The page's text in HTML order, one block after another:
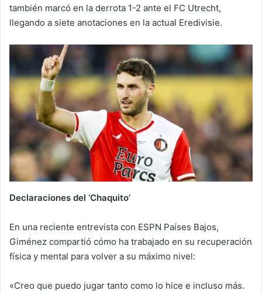
también marcó en la derrota 1-2 ante el FC Utrecht,
llegando a siete anotaciones en la actual Eredivisie.
Declaraciones del ‘Chaquito’
En una reciente entrevista con ESPN Países Bajos,
Giménez compartió cómo ha trabajado en su recuperación
física y mental para volver a su máximo nivel:
«Creo que puedo jugar tanto como lo hice e incluso más.